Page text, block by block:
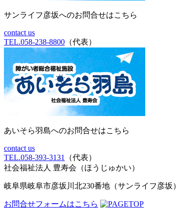
サンライフ彦坂へのお問合せはこちら
contact us
TEL.058-238-8800 （代表）
あいそら羽島へのお問合せはこちら
contact us
TEL.058-393-3131
（代表）
社会福祉法人 豊寿会 （ほうじゅかい）
岐阜県岐阜市彦坂川北230番地（サンライフ彦坂）
お問合せフォームはこちら